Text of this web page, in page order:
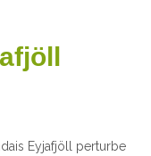
Eyjafjöll perturbe